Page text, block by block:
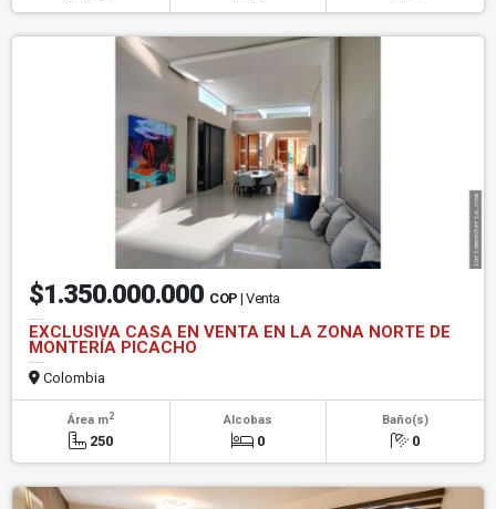
$1.350.000.000 COP | Venta
EXCLUSIVA CASA EN VENTA EN LA ZONA NORTE DE
MONTERÍA PICACHO
Colombia
Área m2
250
Alcobas
0
Baño(s)
0